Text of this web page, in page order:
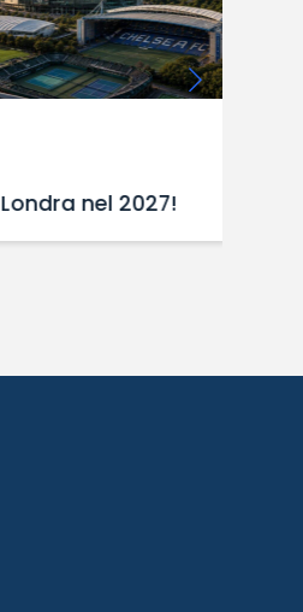
nel 2027!